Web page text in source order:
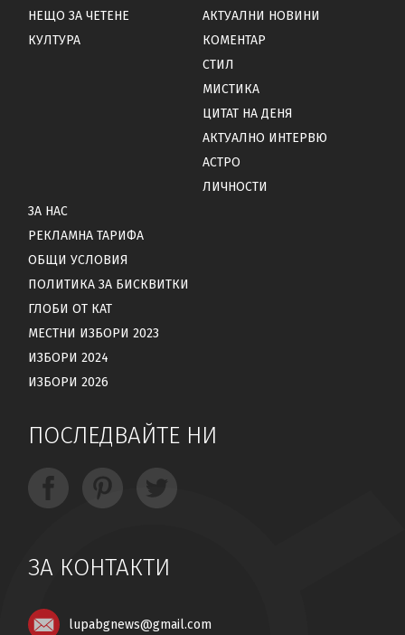
НЕЩО ЗА ЧЕТЕНЕ
КУЛТУРА
АКТУАЛНИ НОВИНИ
КОМЕНТАР
СТИЛ
МИСТИКА
ЦИТАТ НА ДЕНЯ
АКТУАЛНО ИНТЕРВЮ
АСТРО
ЛИЧНОСТИ
ЗА НАС
РЕКЛАМНА ТАРИФА
ОБЩИ УСЛОВИЯ
ПОЛИТИКА ЗА БИСКВИТКИ
ГЛОБИ ОТ КАТ
МЕСТНИ ИЗБОРИ 2023
ИЗБОРИ 2024
ИЗБОРИ 2026
ПОСЛЕДВАЙТЕ НИ
ЗА КОНТАКТИ
lupabgnews@gmail.com